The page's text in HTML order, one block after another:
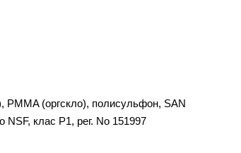
PMMA (оргскло), полисульфон, SAN
NSF, клас P1, рег. No 151997